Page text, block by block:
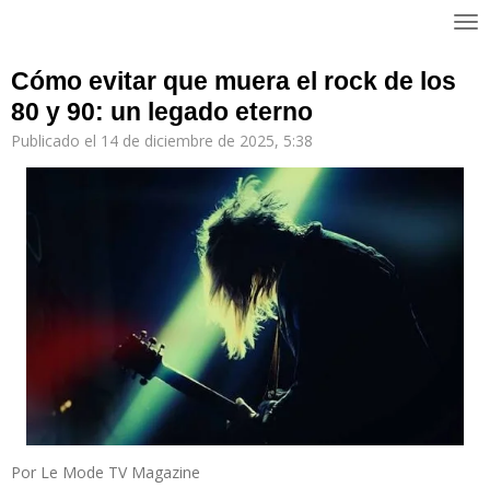
contenido
principal
Cómo evitar que muera el rock de los
80 y 90: un legado eterno
Publicado el 14 de diciembre de 2025, 5:38
Por Le Mode TV Magazine